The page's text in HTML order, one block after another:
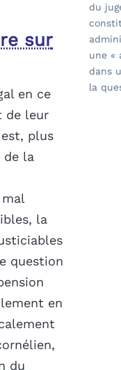
sur
en ce
de leur
plus
de la
la
question
en
du
du
une «
dans
la